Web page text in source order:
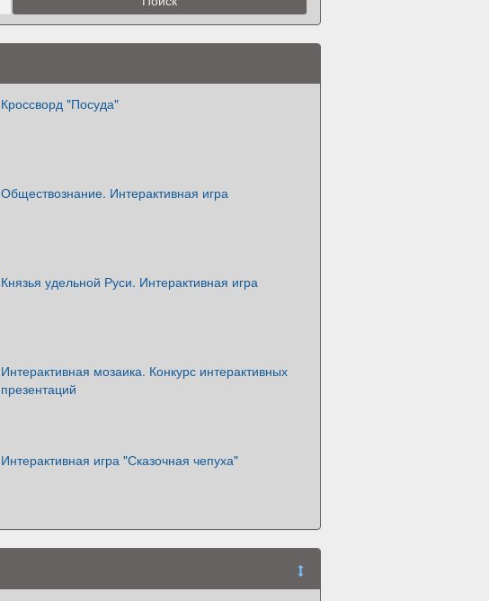
Кроссворд "Посуда"
Обществознание. Интерактивная игра
Князья удельной Руси. Интерактивная игра
Интерактивная мозаика. Конкурс интерактивных
презентаций
Интерактивная игра "Сказочная чепуха"